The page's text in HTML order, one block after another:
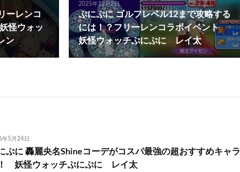
ーレンコ
怪ウォッ
ン
2025年12月2日
ぷにぷに ゴルフレベル12まで攻略する
には！？フリーレンコラボイベント
妖怪ウォッチぷにぷに レイ太
年5月24日
ぷに 轟麗央名Shineコーデがコスパ最強の超おすすめキャラ
妖怪ウォッチぷにぷに レイ太